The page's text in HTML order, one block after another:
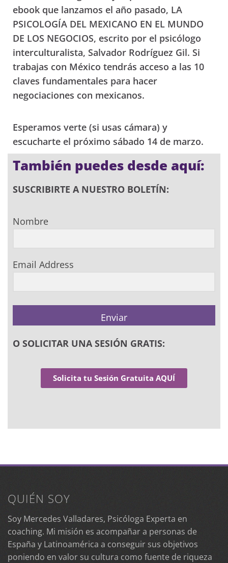
ebook que lanzamos el año pasado, LA
PSICOLOGÍA DEL MEXICANO EN EL MUNDO
DE LOS NEGOCIOS, escrito por el psicólogo
interculturalista, Salvador Rodríguez Gil. Si
trabajas con México tendrás acceso a las 10
claves fundamentales para hacer
negociaciones con mexicanos.
Esperamos verte (si usas cámara) y
escucharte el próximo sábado 14 de marzo.
También puedes desde aquí:
SUSCRIBIRTE A NUESTRO BOLETÍN:
Nombre
Email Address
Enviar
O SOLICITAR UNA SESIÓN GRATIS:
Solicita tu Sesión Gratuita AQUÍ
QUIÉN SOY
Soy Mercedes Valladares, Psicóloga Experta en
coaching. Mi misión es acompañar a personas de
España y Latinoamérica a conseguir sus objetivos
poniendo en valor su cultura como fuente de riqueza